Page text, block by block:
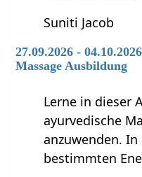
Suniti Jacob
27.09.2026 -
Massage Ausbildung
Lerne in dieser
ayurvedische
anzuwenden.
bestimmten